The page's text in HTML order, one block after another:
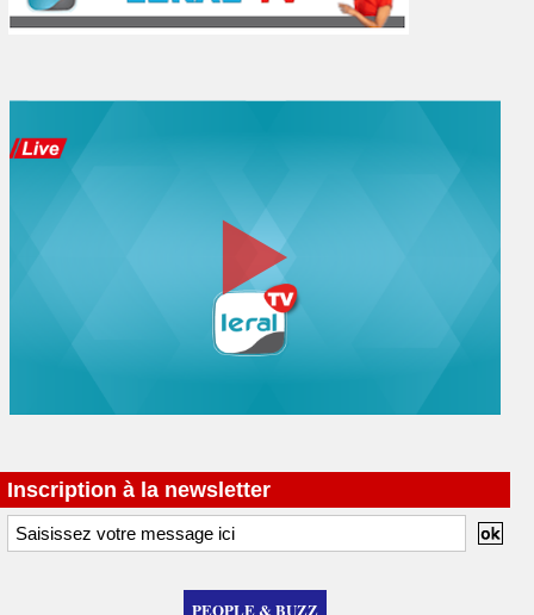
Inscription à la newsletter
PEOPLE & BUZZ